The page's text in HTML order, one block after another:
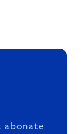
abonate